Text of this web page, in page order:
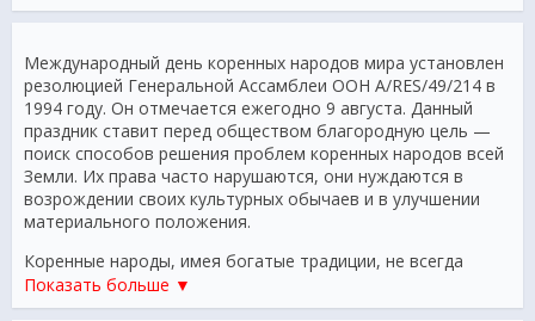
Международный день коренных народов мира установлен
резолюцией Генеральной Ассамблеи ООН A/RES/49/214 в
1994 году. Он отмечается ежегодно 9 августа. Данный
праздник ставит перед обществом благородную цель —
поиск способов решения проблем коренных народов всей
Земли. Их права часто нарушаются, они нуждаются в
возрождении своих культурных обычаев и в улучшении
материального положения.
Коренные народы, имея богатые традиции, не всегда
обладают правами на земли, где проживают. Они не
имеют возможности эффективно развивать экономику и
Показать больше ▼